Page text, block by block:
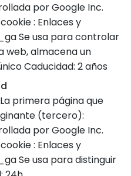
por Google Inc.
: Enlaces y
Se usa para controlar
web, almacena un
Caducidad: 2 años
primera página que
(tercero):
por Google Inc.
: Enlaces y
Se usa para distinguir